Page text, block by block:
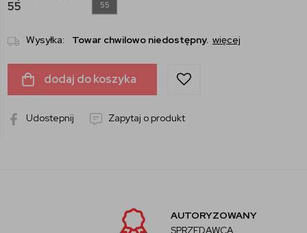
55
55
Wysyłka: Towar chwilowo niedostępny. więcej
dodaj do koszyka
Udostepnij Zapytaj o produkt
AUTORYZOWANY